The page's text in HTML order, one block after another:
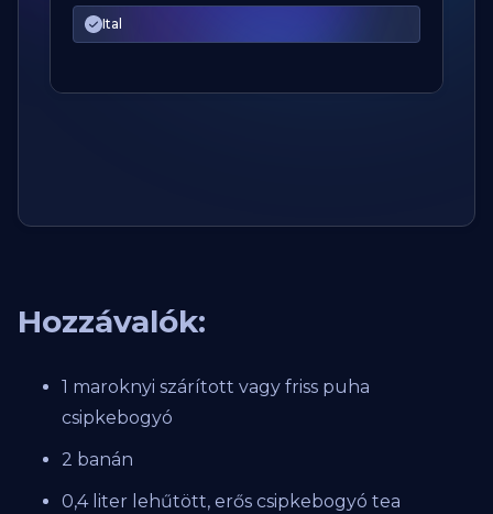
Ital
Hozzávalók:
1 maroknyi szárított vagy friss puha
csipkebogyó
2 banán
0,4 liter lehűtött, erős csipkebogyó tea